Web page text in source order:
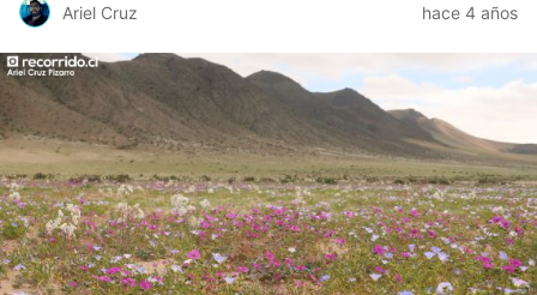
Ariel Cruz hace 4 años